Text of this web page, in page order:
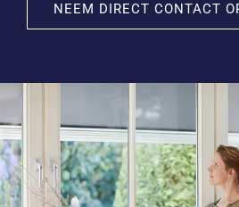
NEEM DIRECT CONTACT